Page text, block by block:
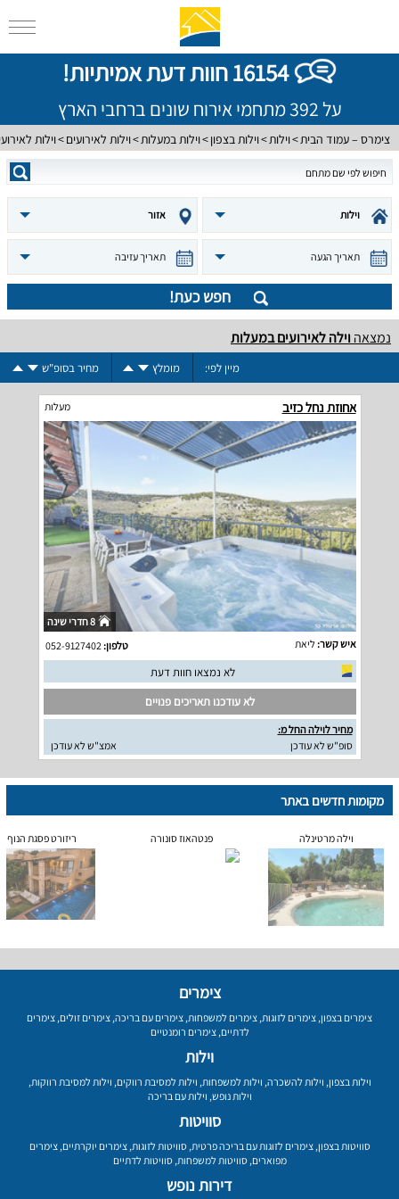
16154 חוות דעת אמיתיות!
על 392 מתחמי אירוח שונים ברחבי הארץ
צימרס – עמוד הבית וילות וילות בצפון וילות במעלות וילות לאירועים וילות
וילות אזור
תאריך הגעה תאריך עזיבה
חפש כעת!
נמצאהוילה לאירועים במעלות
מיין לפי: מומלץ מחיר בסופ"ש
אחוזת נחל כזיב מעלות
8 חדרי שינה
איש קשר:ליאת טלפון:
לא נמצאו חוות דעת
לא עודכנו תאריכים פנויים
מחיר לוילה החל מ:
סופ"ש לא עודכן
אמצ"ש לא עודכן
מקומות חדשים באתר
וילה מרטינלה פנטהאוז סונורה ריזורט פסגת הנוף
צימרים
צימרים בצפון, צימרים לזוגות, צימרים למשפחות, צימרים עם בריכה, צימרים זולים, צימרים
לדתיים,צימרים רומנטיים
וילות
וילות בצפון, וילות להשכרה, וילות למשפחות, וילות למסיבת רווקים, וילות למסיבת רווקות,
וילות נופש, וילות עם בריכה
סוויטות
סוויטות בצפון,צימרים לזוגות עם בריכה פרטית,סוויטות לזוגות,צימרים יוקרתיים,צימרים
מפוארים,סוויטות למשפחות,סוויטות לדתיים
דירות נופש